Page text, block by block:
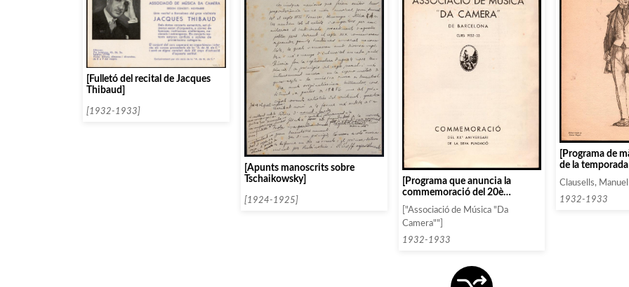
[Fulletó del recital de Jacques
Thibaud]
[1932-1933]
[Apunts manoscrits sobre
Tschaikowsky]
[1924-1925]
[Programa que anuncia la
commemoració del 20è
aniversari de l’Associació]
["Associació de Música "Da
Camera""]
1932-1933
[Programa de
de la
full apart amb
programa»]
Clausells, Manuel
1932-1933